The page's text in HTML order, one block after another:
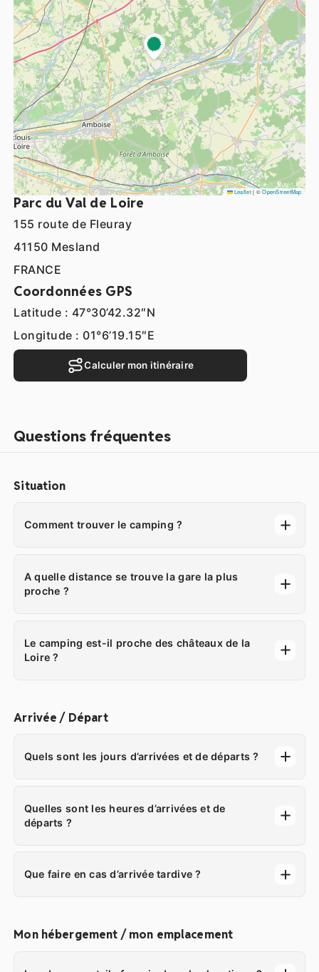
Leaflet | ©OpenStreetMap
Parc du Val de Loire
155 route de Fleuray
41150 Mesland
FRANCE
Coordonnées GPS
Latitude : 47°30’42.32″N
Longitude : 01°6’19.15″E
Calculer mon itinéraire
Questions fréquentes
Situation
Comment trouver le camping ?
A quelle distance se trouve la gare la plus
proche ?
Le camping est-il proche des châteaux de la
Loire ?
Arrivée / Départ
Quels sont les jours d’arrivées et de départs ?
Quelles sont les heures d’arrivées et de
départs ?
Que faire en cas d’arrivée tardive ?
Mon hébergement / mon emplacement